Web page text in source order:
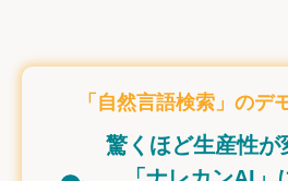
「自然言語検索」のデ
驚くほど生産性が